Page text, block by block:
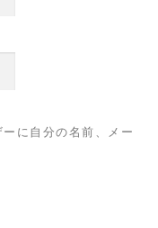
に自分の名前、メー